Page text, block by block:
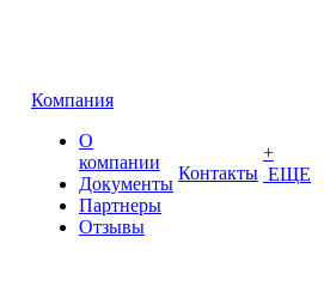
Компания
О
компании
Документы
Партнеры
Отзывы
Контакты
+
ЕЩЕ